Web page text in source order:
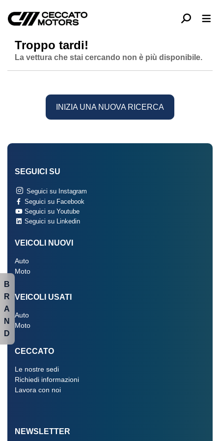
Troppo tardi!
La vettura che stai cercando non è più disponibile.
INIZIA UNA NUOVA RICERCA
SEGUICI SU
Seguici su Instagram
Seguici su Facebook
Seguici su Youtube
Seguici su Linkedin
VEICOLI NUOVI
Auto
Moto
VEICOLI USATI
Auto
Moto
CECCATO
Le nostre sedi
Richiedi informazioni
Lavora con noi
NEWSLETTER
B
R
A
N
D